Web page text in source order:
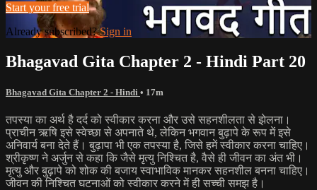
Start your free trial
Already subscribed?Sign in
Bhagavad Gita Chapter 2 - Hindi Part 20
Bhagavad Gita Chapter 2 - Hindi • 17m
तपस्या का अर्थ है दर्द को स्वीकार करना और उसे सहनशीलता से झेलना।
प्राचीन ऋषि इसे स्वेच्छा से अपनाते थे, लेकिन भगवान बुढ़ापे के रूप में इसे
अनिवार्य बना देते हैं। बुढ़ापा भी एक तपस्या है, जिसे हमें स्वीकार करना चाहिए।
श्रीकृष्ण ने अर्जुन से कहा कि जैसे मृत्यु निश्चित है, वैसे ही जीवन का अंत भी।
मृत्यु और बुढ़ापे को शोक की बजाय स्वाभाविक मानकर सहनशील बनना चाहिए।
जीवन की निश्चित घटनाओं को स्वीकार करने में ही सच्ची समझ है।